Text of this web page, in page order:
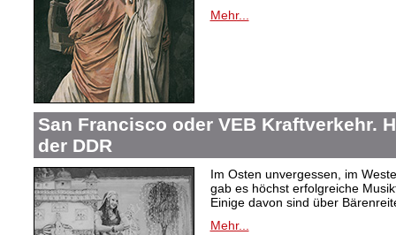
Mehr...
San Francisco oder VEB Kraftverkehr.
der DDR
Im Osten unvergessen, im
gab es höchst erfolgreiche
Einige davon sind über
Mehr...